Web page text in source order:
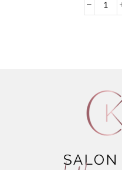
Curl